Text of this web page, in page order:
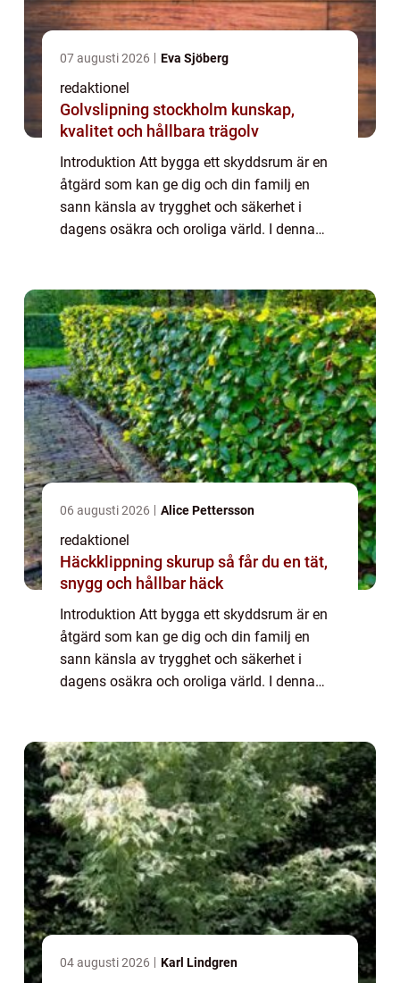
07 augusti 2026 Eva Sjöberg
redaktionel
Golvslipning stockholm kunskap,
kvalitet och hållbara trägolv
Introduktion Att bygga ett skyddsrum är en
åtgärd som kan ge dig och din familj en
sann känsla av trygghet och säkerhet i
dagens osäkra och oroliga värld. I denna
ka...
06 augusti 2026 Alice Pettersson
redaktionel
Häckklippning skurup så får du en tät,
snygg och hållbar häck
Introduktion Att bygga ett skyddsrum är en
åtgärd som kan ge dig och din familj en
sann känsla av trygghet och säkerhet i
dagens osäkra och oroliga värld. I denna
ka...
04 augusti 2026 Karl Lindgren